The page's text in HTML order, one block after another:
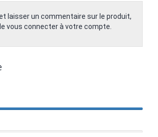
laisser un commentaire sur le produit,
vous connecter à votre compte.
100%